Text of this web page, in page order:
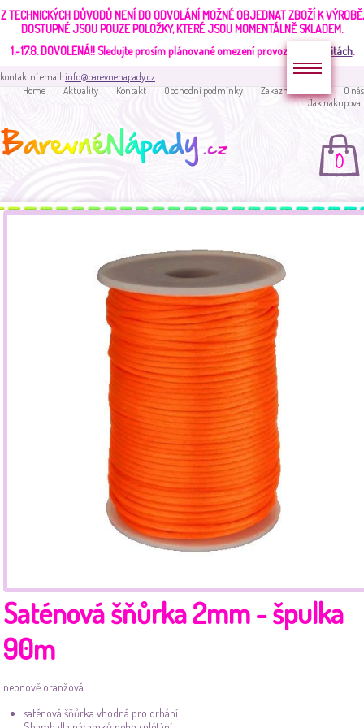
Z TECHNICKÝCH DŮVODŮ NENÍ DO ODVOLÁNÍ MOŽNÉ OBJEDNAT ZBOŽÍ K VÝROBĚ,
DOSTUPNÉ JSOU POUZE POLOŽKY, KTERÉ JSOU MOMENTÁLNĚ SKLADEM.
1.-17.8. DOVOLENÁ!!Sledujte prosím plánované omezení provozu v aktualitách.
kontaktní email:info@barevnenapady.cz
Home
Aktuality Kontakt Obchodní podmínky Zakaznická sekce
O nás
Jak nakupovat
0
Saténová šňůrka 2mm - špulka
90m
neonově oranžová
saténová šňůrka vhodná pro drhání